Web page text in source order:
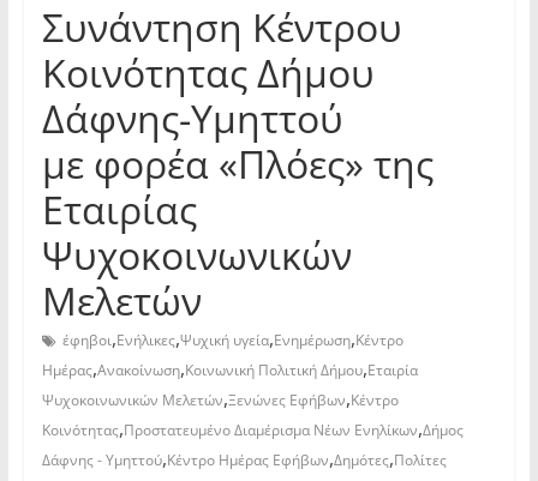
Συνάντηση Κέντρου
Κοινότητας Δήμου
Δάφνης-Υμηττού
με φορέα «Πλόες» της
Εταιρίας
Ψυχοκοινωνικών
Μελετών
έφηβοι,Ενήλικες,Ψυχική υγεία,Ενημέρωση,Κέντρο
Ημέρας,Ανακοίνωση,Κοινωνική Πολιτική Δήμου,Εταιρία
Ψυχοκοινωνικών Μελετών,Ξενώνες Εφήβων,Κέντρο
Κοινότητας,Προστατευμένο Διαμέρισμα Νέων Ενηλίκων,Δήμος
Δάφνης - Υμηττού,Κέντρο Ημέρας Εφήβων,Δημότες,Πολίτες